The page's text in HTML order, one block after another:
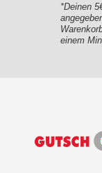
*Deinen
einem